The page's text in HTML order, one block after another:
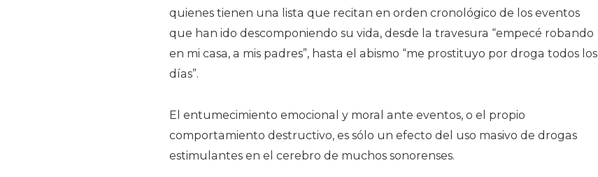
quienes tienen una lista que recitan en orden cronológico de los eventos
que han ido descomponiendo su vida, desde la travesura “empecé robando
en mi casa, a mis padres”, hasta el abismo “me prostituyo por droga todos los
días”.
El entumecimiento emocional y moral ante eventos, o el propio
comportamiento destructivo, es sólo un efecto del uso masivo de drogas
estimulantes en el cerebro de muchos sonorenses.